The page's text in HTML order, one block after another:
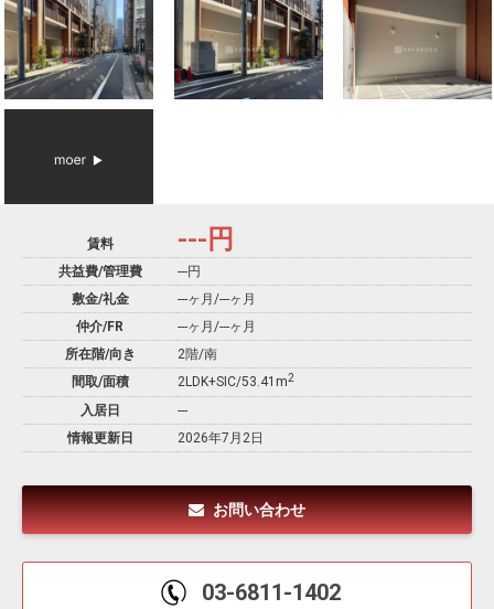
賃料 --- 円
共益費/管理費
---円
敷金/礼金
---ヶ月 /---ヶ月
仲介/FR
---ヶ月 /---ヶ月
所在階/向き
2階/南
間取/面積
2LDK+SIC/53.41m2
入居日
---
情報更新日
2026年7月2日
お問い合わせ
03-6811-1402